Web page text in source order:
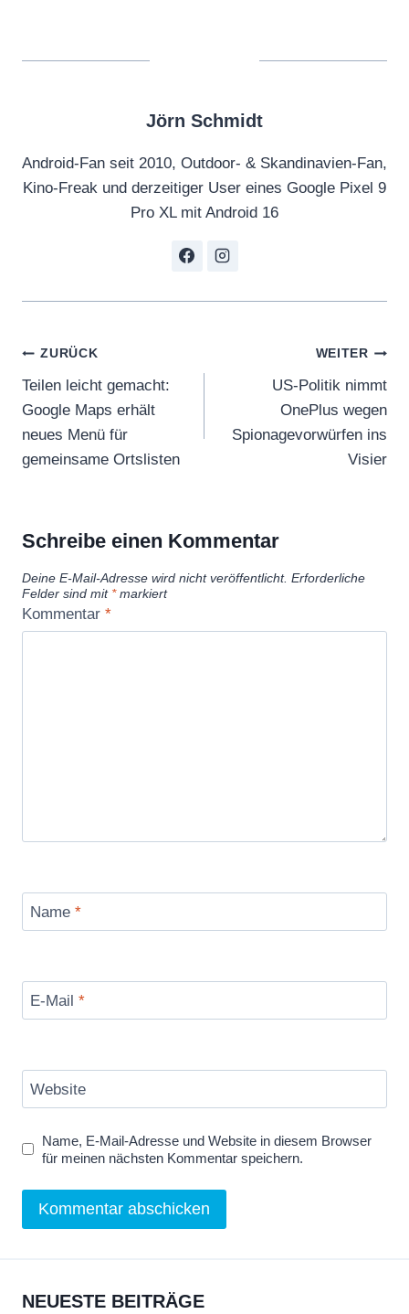
Jörn Schmidt
Android-Fan seit 2010, Outdoor- & Skandinavien-Fan,
Kino-Freak und derzeitiger User eines Google Pixel 9
Pro XL mit Android 16
Beitragsnavigation
ZURÜCK
Teilen leicht gemacht:
Google Maps erhält
neues Menü für
gemeinsame Ortslisten
WEITER
US-Politik nimmt
OnePlus wegen
Spionagevorwürfen ins
Visier
Schreibe einen Kommentar
Deine E-Mail-Adresse wird nicht veröffentlicht. Erforderliche
Felder sind mit *markiert
Kommentar *
Name *
E-Mail *
Website
Name, E-Mail-Adresse und Website in diesem Browser
für meinen nächsten Kommentar speichern.
NEUESTE BEITRÄGE